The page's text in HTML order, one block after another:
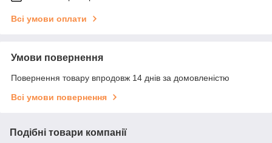
Всі умови оплати
Умови повернення
Повернення товару впродовж 14 днів за домовленістю
Всі умови повернення
Подібні товари компанії